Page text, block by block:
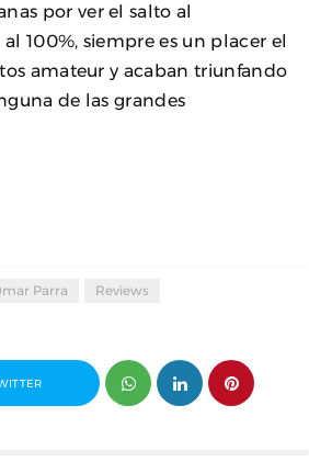
por ver el salto al
100%, siempre es un placer el
amateur y acaban triunfando
de las grandes
Parra
Reviews